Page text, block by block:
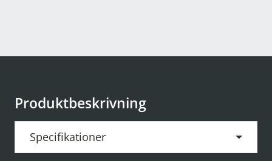
Produktbeskrivning
Specifikationer